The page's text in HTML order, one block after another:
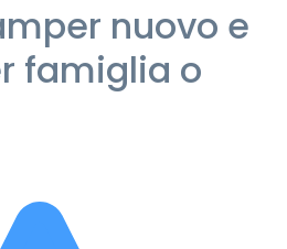
nuovo e
famiglia o